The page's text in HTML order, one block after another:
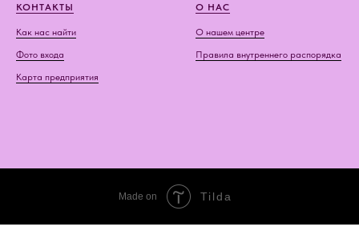
КОНТАКТЫ
Как нас найти
Фото входа
Карта предприятия
О НАС
О нашем центре
Правила внутреннего распорядка
Made on Tilda